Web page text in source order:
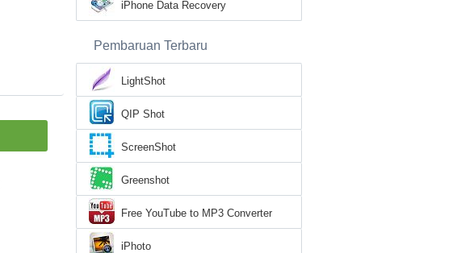
iPhone Data Recovery
Pembaruan Terbaru
LightShot
QIP Shot
ScreenShot
Greenshot
Free YouTube to MP3 Converter
iPhoto